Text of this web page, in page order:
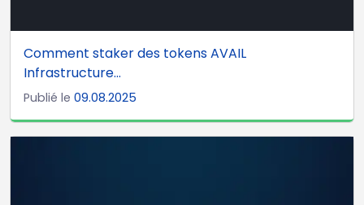
Comment staker des tokens AVAIL
Infrastructure...
Publié le 09.08.2025